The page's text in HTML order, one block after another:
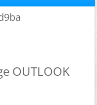
OUTLOOK